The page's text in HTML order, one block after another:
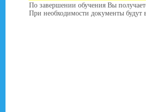
По завершении обучения Вы
При необходимости документы